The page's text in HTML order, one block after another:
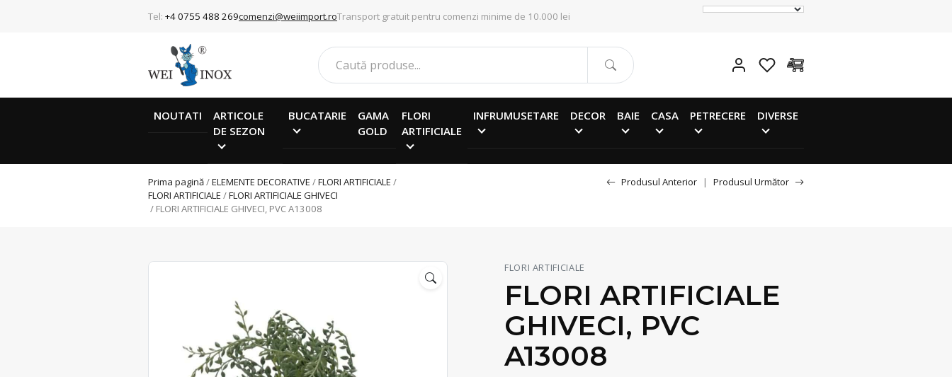
Tel: +4 0755 488 269comenzi@weiimport.roTransport gratuit pentru comenzi minime de 10.000 lei
NOUTATI
ARTICOLE
DE SEZON
BUCATARIE
GAMA
GOLD
FLORI
ARTIFICIALE
INFRUMUSETARE DECOR BAIE CASA PETRECERE DIVERSE
Prima pagină/ELEMENTE DECORATIVE /FLORI ARTIFICIALE /
FLORI ARTIFICIALE /FLORI ARTIFICIALE GHIVECI
/ FLORI ARTIFICIALE GHIVECI, PVC A13008
Produsul Anterior | Produsul Următor
FLORI ARTIFICIALE
FLORI ARTIFICIALE
GHIVECI, PVC
A13008